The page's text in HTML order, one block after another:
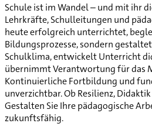
Schule ist im Wandel – und mit ihr
Lehrkräfte, Schulleitungen und
heute erfolgreich unterrichtet,
Bildungsprozesse, sondern
Schulklima, entwickelt Unterricht
übernimmt Verantwortung für das
Kontinuierliche Fortbildung und
unverzichtbar. Ob Resilienz,
Gestalten Sie Ihre pädagogische
zukunftsfähig.